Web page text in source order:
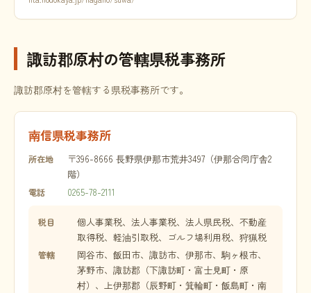
諏訪郡原村の管轄県税事務所
諏訪郡原村を管轄する県税事務所です。
南信県税事務所
所在地
〒396-8666 長野県伊那市荒井3497（伊那合同庁舎2
階）
電話 0265-78-2111
税目
個人事業税、法人事業税、法人県民税、不動産
取得税、軽油引取税、ゴルフ場利用税、狩猟税
管轄
岡谷市、飯田市、諏訪市、伊那市、駒ヶ根市、
茅野市、諏訪郡（下諏訪町・富士見町・原
村）、上伊那郡（辰野町・箕輪町・飯島町・南